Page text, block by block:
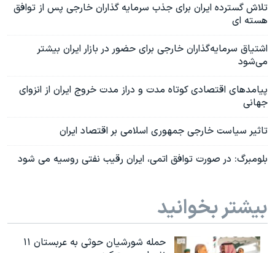
تلاش گسترده ایران برای جذب سرمایه گذاران خارجی پس از توافق
هسته ای
اشتیاق سرمایه‌گذاران خارجی برای حضور در بازار ایران بیشتر
می‌شود
پیامدهای اقتصادی کوتاه مدت و دراز مدت خروج ایران از انزوای
جهانی
تاثیر سیاست خارجی جمهوری اسلامی بر اقتصاد ایران
بلومبرگ: در صورت توافق اتمی، ایران رقیب نفتی روسیه می شود
بیشتر بخوانید
حمله شورشیان حوثی به عربستان ۱۱